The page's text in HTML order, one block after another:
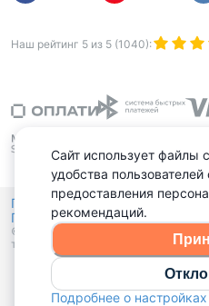
Наш рейтинг 5 из 5 (1040):
Политика конфиденциальности,
Политика обработки файлов
© 2015 - 2026, Domovita.by.
только при наличии активной
Сайт использует файлы
удобства
предоставления
рекомендаций.
Подробнее о